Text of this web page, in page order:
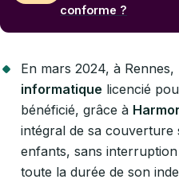
conforme ?
En mars 2024, à
informatique licencié
bénéficié, grâce à
intégral de sa couverture
enfants, sans
toute la durée de son